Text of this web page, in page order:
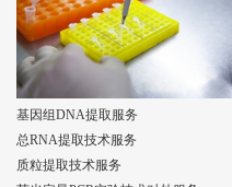
基因组DNA提取服务
总RNA提取技术服务
质粒提取技术服务